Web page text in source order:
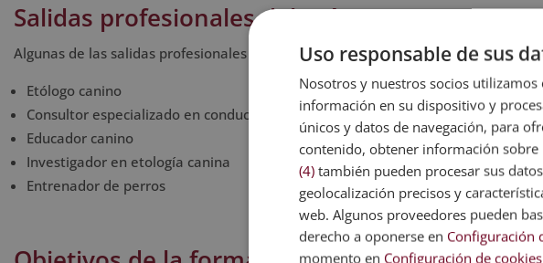
Salidas profesionales del máster
Algunas de las salidas profesionales que ofrece la etología canina son:
Etólogo canino
Consultor especializado en conducta canina
Educador canino
Investigador en etología canina
Entrenador de perros
Uso responsable de sus
Nosotros y nuestros socios
información en su dispositivo y
únicos y datos de navegación, para
contenido, obtener información
(4) también pueden procesar sus
geolocalización precisos y
web. Algunos proveedores pueden
derecho a oponerse en Configuración
momento en Configuración de cookies